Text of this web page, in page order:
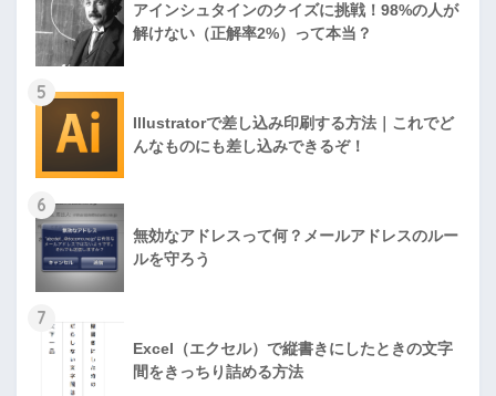
アインシュタインのクイズに挑戦！98%の人が
解けない（正解率2%）って本当？
5
Illustratorで差し込み印刷する方法｜これでど
んなものにも差し込みできるぞ！
6
無効なアドレスって何？メールアドレスのルー
ルを守ろう
7
Excel（エクセル）で縦書きにしたときの文字
間をきっちり詰める方法